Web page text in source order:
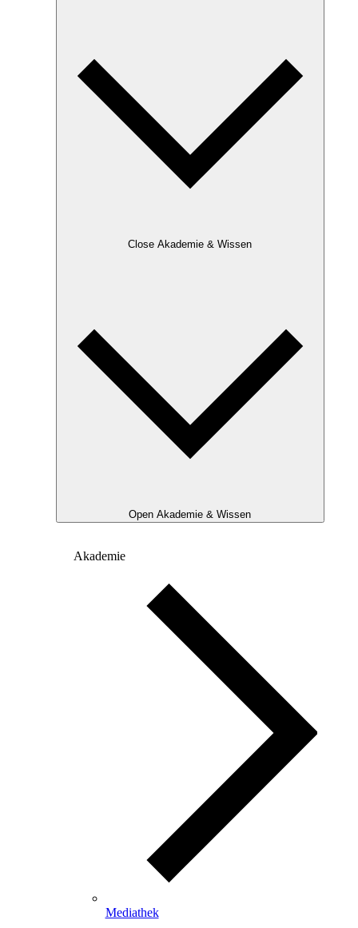
Close Akademie & Wissen
Open Akademie & Wissen
Akademie
Mediathek